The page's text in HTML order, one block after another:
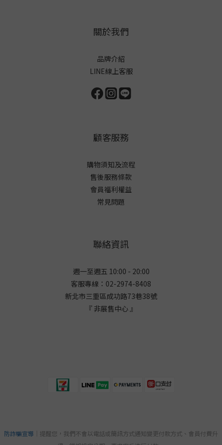
關於我們
品牌介紹
LINE線上客服
顧客服務
購物須知及流程
售後服務條款
會員福利權益
常見問題
聯絡資訊
週一至週五 10:00 - 20:00
客服專線：02-2974-8408
新北市三重區成功路73巷38號
『 非展售中心 』
防詐騙宣導 ｜提醒您，我們不會以電話或簡訊方式通知變更付款方式、會員付費升